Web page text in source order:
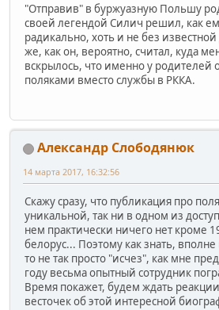
"Отправив" в буржуазную Польшу
своей легендой Силич решил, как
радикально, хоть и не без
же, как он, вероятно, считал, куда
вскрылось, что именно у родителей
поляками вместо службы в РККА.
Александр Слободянюк
14 марта 2017, 16:32:56
Скажу сразу, что публикация про
уникальной, так ни в одном из
нем практически ничего нет кроме
белорус... Поэтому как знать,
то не так просто "исчез", как мне
году весьма опытный сотрудник
Время покажет, будем ждать
весточек об этой интересной